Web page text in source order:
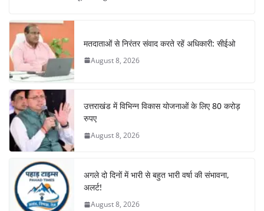
b
o
o
k
A
p
p
m n
मतदाताओं से निरंतर संवाद करते रहें अधिकारी: सीईओ
August 8, 2026
उत्तराखंड में विभिन्न विकास योजनाओं के लिए 80 करोड़
रुपए
August 8, 2026
अगले दो दिनों में भारी से बहुत भारी वर्षा की संभावना,
अलर्ट!
August 8, 2026